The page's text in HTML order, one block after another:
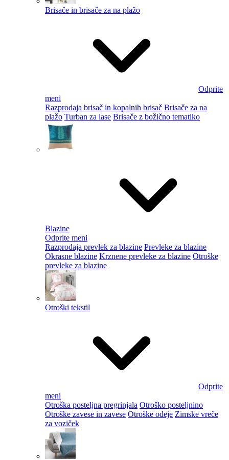
Brisače in brisače za na plažo
Odprite
meni
Razprodaja brisač in kopalnih brisač Brisače za na
plažo Turban za lase Brisače z božično tematiko
Blazine
Odprite meni
Razprodaja prevlek za blazine Prevleke za blazine
Okrasne blazine Krznene prevleke za blazine Otroške
prevleke za blazine
Otroški tekstil
Odprite
meni
Otroška posteljna pregrinjala Otroško posteljnino
Otroške zavese in zavese Otroške odeje Zimske vreče
za voziček